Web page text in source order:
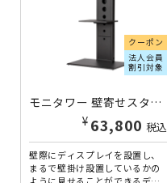
クーポン
法人会員
割引対象
モニタワー 壁寄せスタンド 大型ディスプレイ用 W850×D550×H1550 SDS-MTW80 | 976235
¥ 63,800 税込
壁際にディスプレイを設置し、
まるで壁掛け設置しているかの
ように見せることができるディ